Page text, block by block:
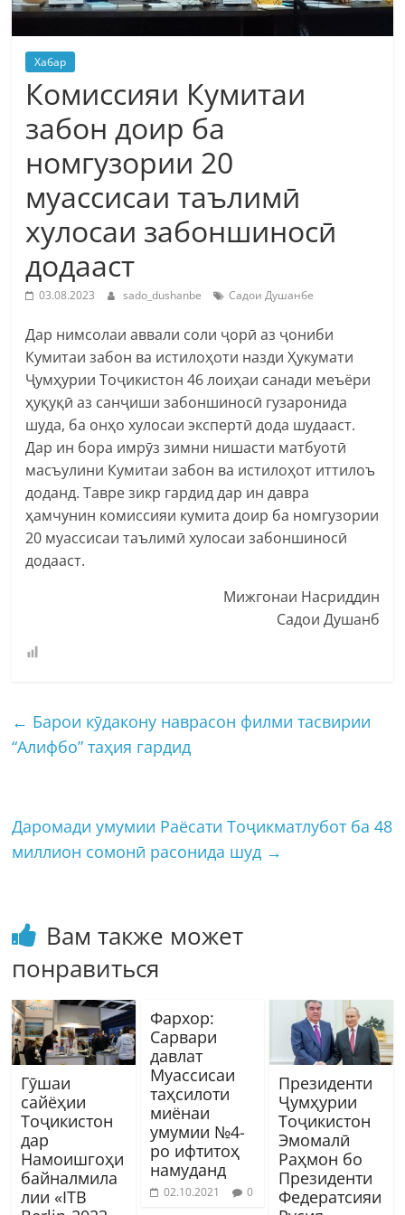
Хабар
Комиссияи Кумитаи
забон доир ба
номгузории 20
муассисаи таълимӣ
хулосаи забоншиносӣ
додааст
03.08.2023 sado_dushanbe Садои Душанбе
Дар нимсолаи аввали соли ҷорӣ аз ҷониби
Кумитаи забон ва истилоҳоти назди Ҳукумати
Ҷумҳурии Тоҷикистон 46 лоиҳаи санади меъёри
ҳуқуқӣ аз санҷиши забоншиносӣ гузаронида
шуда, ба онҳо хулосаи экспертӣ дода шудааст.
Дар ин бора имрӯз зимни нишасти матбуотӣ
масъулини Кумитаи забон ва истилоҳот иттилоъ
доданд. Тавре зикр гардид дар ин давра
ҳамчунин комиссияи кумита доир ба номгузории
20 муассисаи таълимӣ хулосаи забоншиносӣ
додааст.
Мижгонаи Насриддин
Садои Душанб
← Барои кӯдакону наврасон филми тасвирии
“Алифбо” таҳия гардид
Даромади умумии Раëсати Тоҷикматлубот ба 48
миллион сомонӣ расонида шуд →
Вам также может
понравиться
Гӯшаи
сайёҳии
Тоҷикистон
дар
Намоишгоҳи
байналмила
лии «ITB
Фархор:
Сарвари
давлат
Муассисаи
таҳсилоти
миёнаи
умумии №4-
ро ифтитоҳ
намуданд
02.10.2021 0
Президенти
Ҷумҳурии
Тоҷикистон
Эмомалӣ
Раҳмон бо
Президенти
Федератсияи